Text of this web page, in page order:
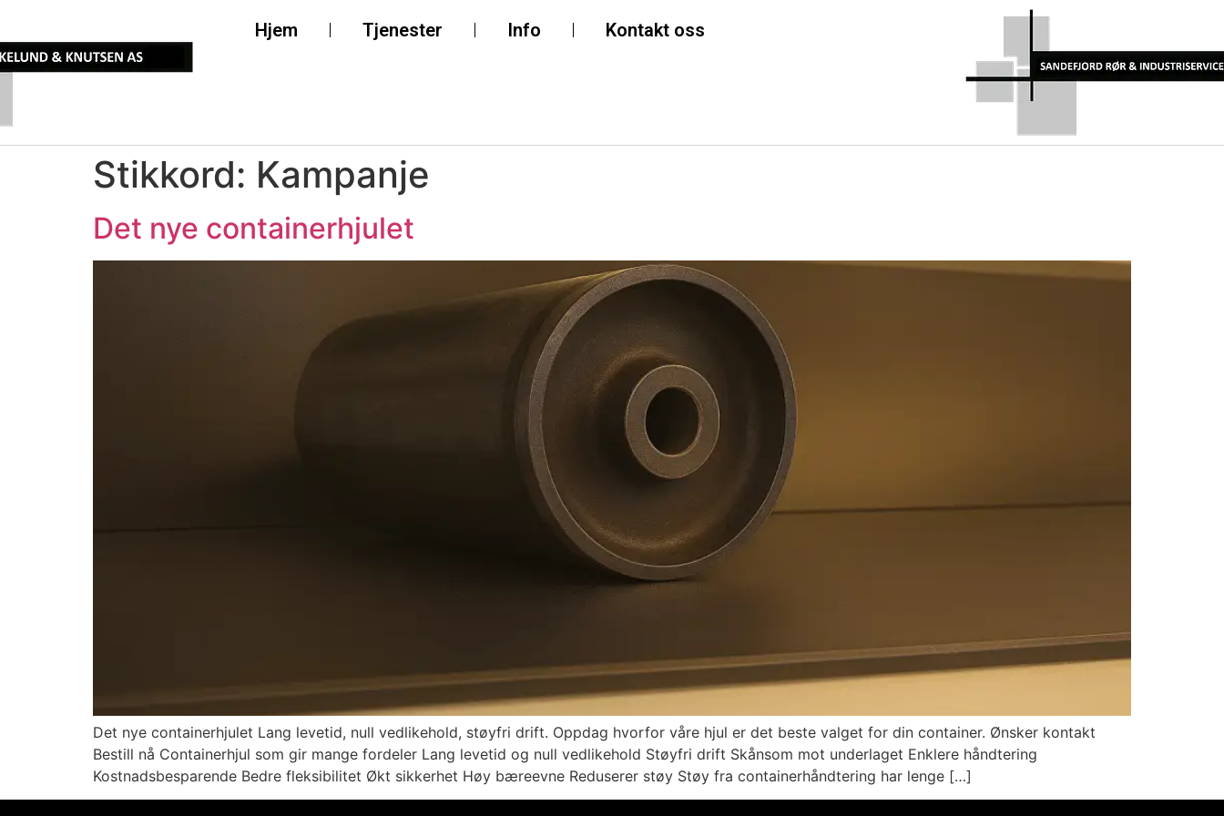
Hjem Tjenester Info Kontakt oss
Stikkord: Kampanje
Det nye containerhjulet
Det nye containerhjulet Lang levetid, null vedlikehold, støyfri drift. Oppdag hvorfor våre hjul er det beste valget for din container. Ønsker kontakt
Bestill nå Containerhjul som gir mange fordeler Lang levetid og null vedlikehold Støyfri drift Skånsom mot underlaget Enklere håndtering
Kostnadsbesparende Bedre fleksibilitet Økt sikkerhet Høy bæreevne Reduserer støy Støy fra containerhåndtering har lenge […]